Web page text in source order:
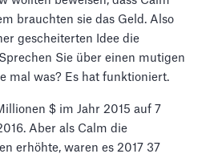
brauchten sie das Geld. Also
gescheiterten Idee die
Sie über einen mutigen
mal was? Es hat funktioniert.
$ im Jahr 2015 auf 7
Aber als Calm die
erhöhte, waren es 2017 37